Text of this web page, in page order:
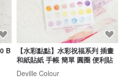
一起來貼貼 /自選貼紙/Dolly7.0 B
【水彩點點】水彩祝福系列 插畫
和紙貼紙 手帳 簡單 圓圈 便利貼
Deville Colour